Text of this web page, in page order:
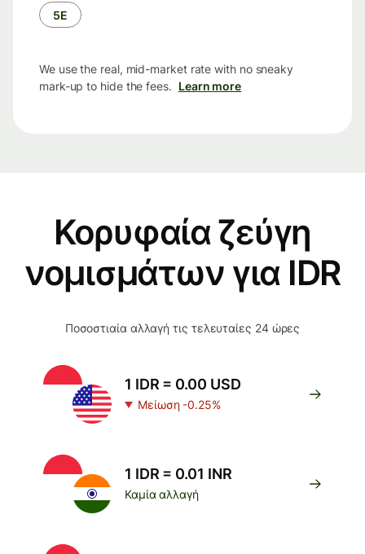
5Ε
We use the real, mid-market rate with no sneaky
mark-up to hide the fees. Learn more
Κορυφαία ζεύγη
νομισμάτων για IDR
Ποσοστιαία αλλαγή τις τελευταίες 24 ώρες
1 IDR = 0.00 USD
Μείωση -0.25%
1 IDR = 0.01 INR
Καμία αλλαγή